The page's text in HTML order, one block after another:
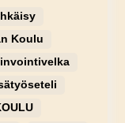
Koulu